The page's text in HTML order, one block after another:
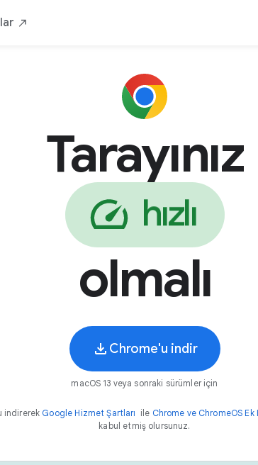
Tarayınız
g üven i
olmalı
Chrome'u indir
macOS 13 veya sonraki sürümler için
indirerek Google Hizmet Şartları ile Chrome ve ChromeOS Ek
kabul etmiş olursunuz.